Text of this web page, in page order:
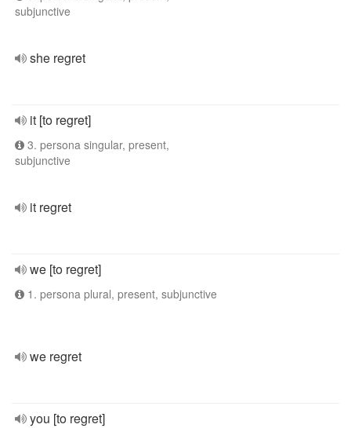
subjunctive
she regret
it [to regret]
3. persona singular, present,
subjunctive
it regret
we [to regret]
1. persona plural, present, subjunctive
we regret
you [to regret]